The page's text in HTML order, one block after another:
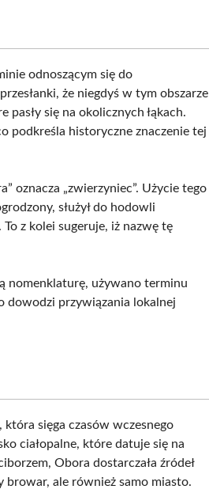
odnoszącym się do
że niegdyś w tym obszarze
pasły się na okolicznych łąkach.
podkreśla historyczne znaczenie tej
oznacza „zwierzyniec”. Użycie tego
służył do hodowli
z kolei sugeruje, iż nazwę tę
nomenklaturę, używano terminu
dowodzi przywiązania lokalnej
sięga czasów wczesnego
ciałopalne, które datuje się na
Obora dostarczała źródeł
ale również samo miasto.